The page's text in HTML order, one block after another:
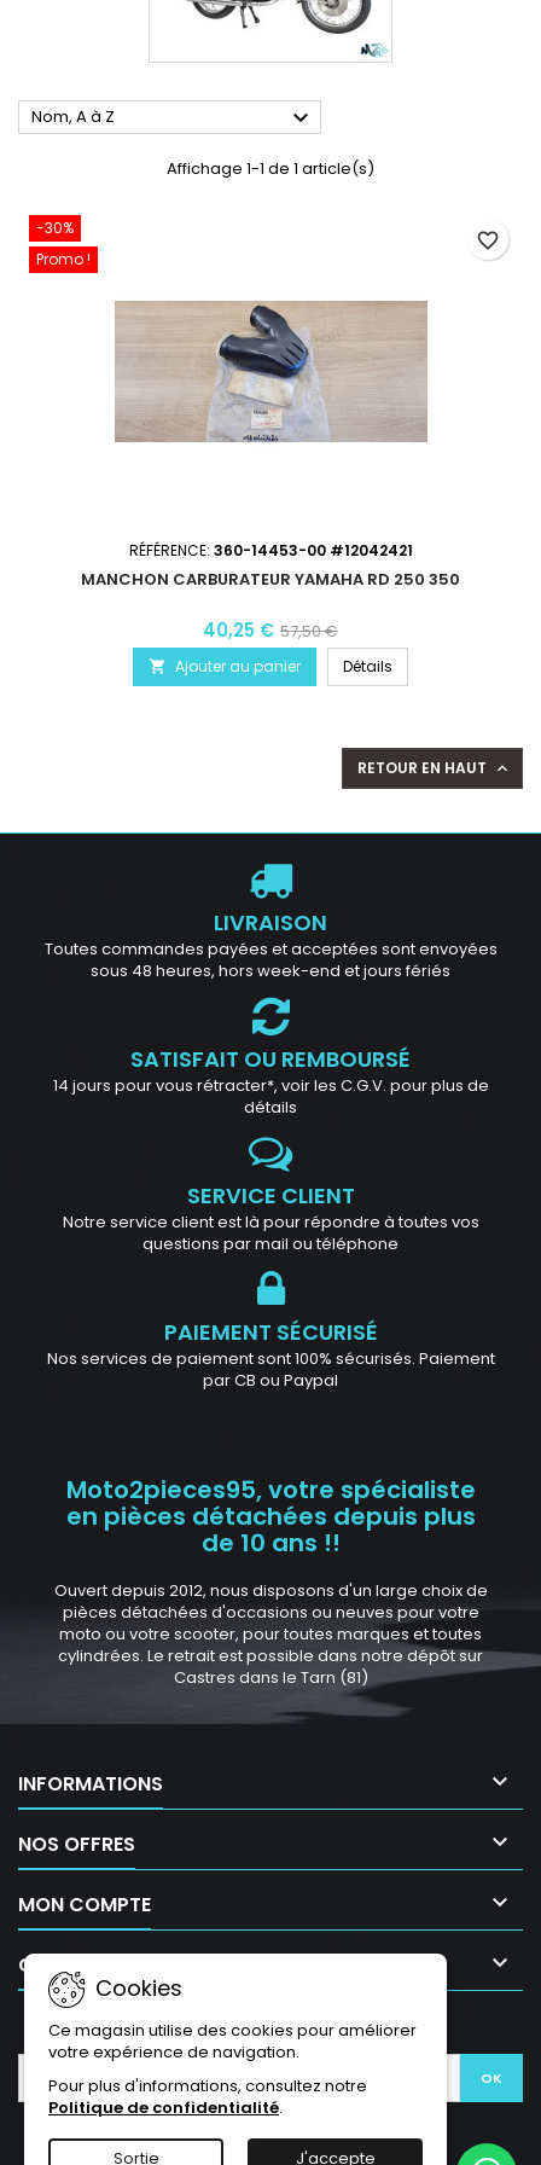
Nom, A à Z 
Affichage 1-1 de 1 article(s)
-30%
Promo !
RÉFÉRENCE: 360-14453-00 #12042421
MANCHON CARBURATEUR YAMAHA RD 250 350
40,25 € 57,50 €
 Ajouter au panier Détails
favorite_border
RETOUR EN HAUT 
LIVRAISON
Toutes commandes payées et acceptées sont envoyées
sous 48 heures, hors week-end et jours fériés
SATISFAIT OU REMBOURSÉ
14 jours pour vous rétracter*, voir les C.G.V. pour plus de
détails
SERVICE CLIENT
Notre service client est là pour répondre à toutes vos
questions par mail ou téléphone
PAIEMENT SÉCURISÉ
Nos services de paiement sont 100% sécurisés. Paiement
par CB ou Paypal
Moto2pieces95, votre spécialiste
en pièces détachées depuis plus
de 10 ans !!
Ouvert depuis 2012, nous disposons d'un large choix de
pièces détachées d'occasions ou neuves pour votre
moto ou votre scooter, pour toutes marques et toutes
cylindrées. Le retrait est possible dans notre dépôt sur
Castres dans le Tarn (81)
INFORMATIONS 
NOS OFFRES 
MON COMPTE 
CONTACT 
Cookies
Ce magasin utilise des cookies pour améliorer
votre expérience de navigation.
Pour plus d'informations, consultez notre
Politique de confidentialité.
Sortie J'accepte
LETTRE D'INFORMATIONS